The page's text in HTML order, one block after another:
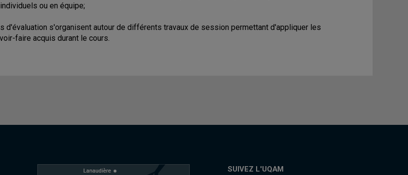
ou en équipe;
d'évaluation s'organisent autour de différents travaux de session permettant d'appliquer les
faire acquis durant le cours.
SUIVEZ L'UQAM